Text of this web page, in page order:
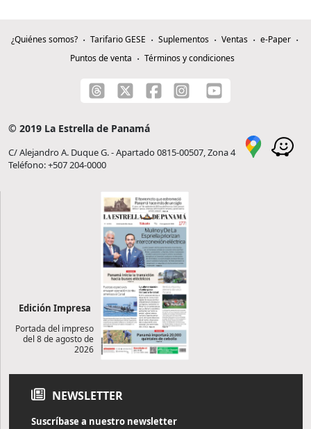
¿Quiénes somos? Tarifario GESE Suplementos Ventas
e-Paper
Puntos de venta
Términos y condiciones
© 2019 La Estrella de Panamá
C/ Alejandro A. Duque G. - Apartado 0815-00507, Zona 4
Teléfono: +507 204-0000
Edición Impresa
Portada del impreso
del 8 de agosto de
2026
NEWSLETTER
Suscríbase a nuestro newsletter